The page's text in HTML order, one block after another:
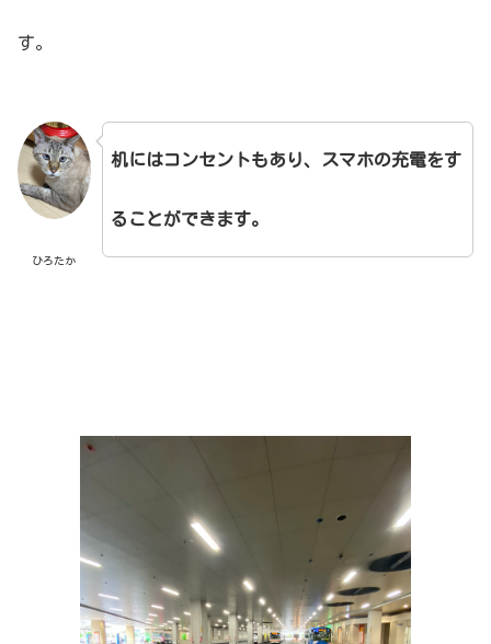
す。
ひろたか
机にはコンセントもあり、スマホの充電をす
ることができます。